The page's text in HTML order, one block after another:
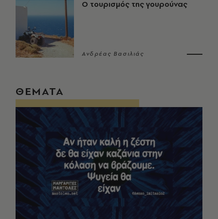
Ο τουρισμός της γουρούνας
Ανδρέας Βασιλιάς
ΘΕΜΑΤΑ